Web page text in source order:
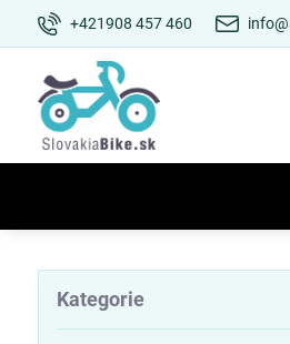
+421908 457 460
Kategorie